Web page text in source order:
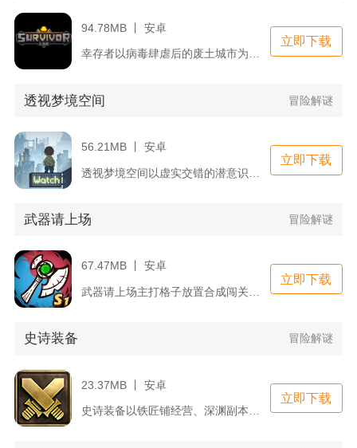
94.78MB 丨 安卓
幸存者以病毒肆虐后的废土城市为舞台，融合野外探索、基地经营与...
立即下载
透视梦境空间 冒险解谜
56.21MB 丨 安卓
立即下载
武器请上场 冒险解谜
67.47MB 丨 安卓
立即下载
史诗装备 冒险解谜
23.37MB 丨 安卓
史诗装备以铁匠铺经营、深渊副本刷取史诗套装为核心双线内容，融...
立即下载